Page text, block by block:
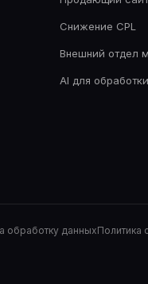
Снижение CPL
Внешний отдел
AI для
обработку данныхПолитика